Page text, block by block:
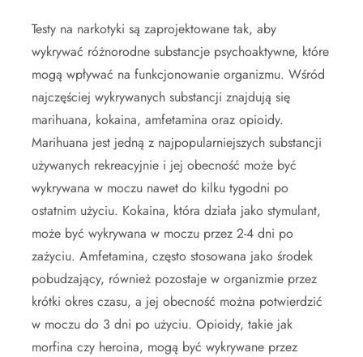
Testy na narkotyki są zaprojektowane tak, aby
wykrywać różnorodne substancje psychoaktywne, które
mogą wpływać na funkcjonowanie organizmu. Wśród
najczęściej wykrywanych substancji znajdują się
marihuana, kokaina, amfetamina oraz opioidy.
Marihuana jest jedną z najpopularniejszych substancji
używanych rekreacyjnie i jej obecność może być
wykrywana w moczu nawet do kilku tygodni po
ostatnim użyciu. Kokaina, która działa jako stymulant,
może być wykrywana w moczu przez 2-4 dni po
zażyciu. Amfetamina, często stosowana jako środek
pobudzający, również pozostaje w organizmie przez
krótki okres czasu, a jej obecność można potwierdzić
w moczu do 3 dni po użyciu. Opioidy, takie jak
morfina czy heroina, mogą być wykrywane przez